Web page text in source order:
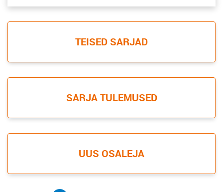
TEISED SARJAD
SARJA TULEMUSED
UUS OSALEJA